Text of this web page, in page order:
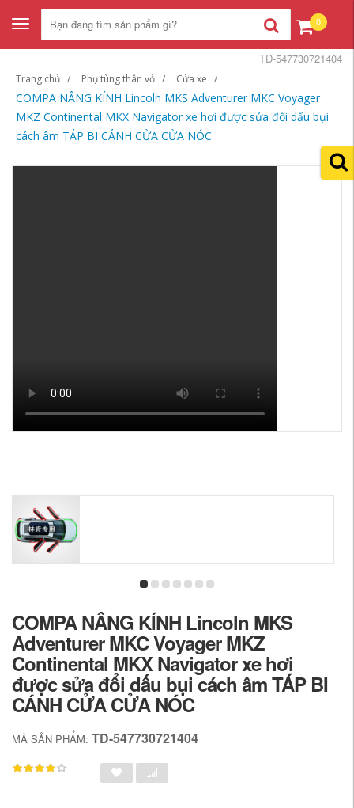
Toggle
navigation
0
Trang chủ Phụ tùng thân vỏ Cửa xe
COMPA NÂNG KÍNH Lincoln MKS Adventurer MKC Voyager
MKZ Continental MKX Navigator xe hơi được sửa đổi dấu bụi
cách âm TÁP BI CÁNH CỬA CỬA NÓC
TD-547730721404
COMPA NÂNG KÍNH Lincoln MKS
Adventurer MKC Voyager MKZ
Continental MKX Navigator xe hơi
được sửa đổi dấu bụi cách âm TÁP BI
CÁNH CỬA CỬA NÓC
MÃ SẢN PHẨM: TD-547730721404